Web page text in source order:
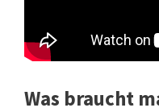
Was braucht